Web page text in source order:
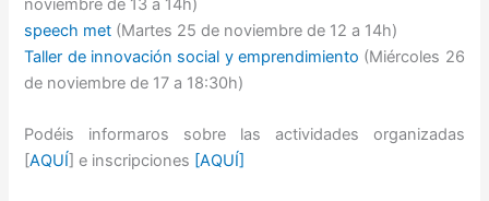
noviembre de 13 a 14h)
speech met (Martes 25 de noviembre de 12 a 14h)
Taller de innovación social y emprendimiento (Miércoles 26
de noviembre de 17 a 18:30h)
Podéis informaros sobre las actividades organizadas
[AQUÍ] e inscripciones [AQUÍ]